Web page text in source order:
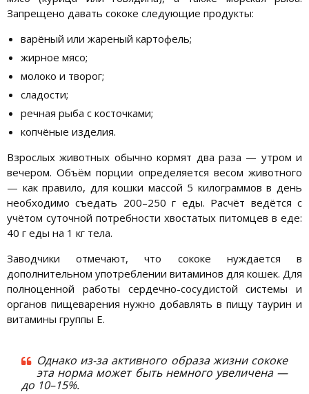
Запрещено давать сококе следующие продукты:
варёный или жареный картофель;
жирное мясо;
молоко и творог;
сладости;
речная рыба с косточками;
копчёные изделия.
Взрослых животных обычно кормят два раза — утром и
вечером. Объём порции определяется весом животного
— как правило, для кошки массой 5 килограммов в день
необходимо съедать 200–250 г еды. Расчёт ведётся с
учётом суточной потребности хвостатых питомцев в еде:
40 г еды на 1 кг тела.
Заводчики отмечают, что сококе нуждается в
дополнительном употреблении витаминов для кошек. Для
полноценной работы сердечно-сосудистой системы и
органов пищеварения нужно добавлять в пищу таурин и
витамины группы Е.
Однако из-за активного образа жизни сококе
эта норма может быть немного увеличена —
до 10–15%.